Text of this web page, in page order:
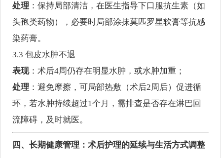
处理 ：保持局部清洁，在医生指导下口服抗生素（如
头孢类药物），必要时局部涂抹莫匹罗星软膏等抗感
染药膏。
3.3 包皮水肿不退
表现：术后4周仍存在明显水肿，或水肿加重；
处理 ：避免摩擦，可局部热敷（术后2周后）促进循
环，若水肿持续超过1个月，需排查是否存在淋巴回
流障碍，及时就医。
四、长期健康管理：术后护理的延续与生活方式调整